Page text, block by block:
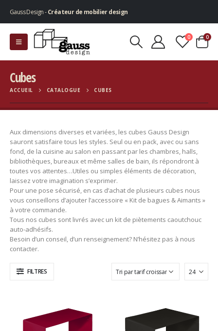
Gauss Design -Créateur de mobilier design
0 0
Cubes
ACCUEIL CATALOGUE CUBES
Aux dimensions diverses et variées, les cubes Gauss Design
sauront satisfaire tous les styles. Seul ou en pack, avec ou sans
fond, de la cuisine au salon en passant par les chambres, halls,
bibliothèques, bureaux et même salles de bain, ils répondront à
toutes vos attentes…Utiles ou simples éléments de décoration,
laissez votre imagination s’exprimer.
Pour une pose sécurisé, en cas d’achat de plusieurs cubes nous
vous conseillons d’ajouter l’accessoire « Kit de bagues & Aimants »
à votre commande.
Tous nos cubes sont livrés avec un kit de piètements caoutchouc
auto-adhésifs.
Besoin d’un conseil, d’un renseignement? N’hésitez pas à nous
contacter.
FILTRES